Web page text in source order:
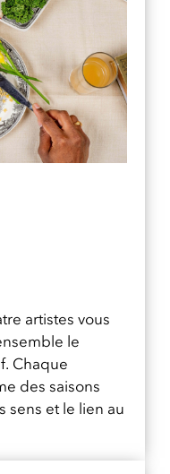
artistes vous
le
Chaque
des saisons
sens et le lien au